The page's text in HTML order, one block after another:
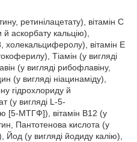
ретинілацетату), вітамін С
й аскорбату кальцію),
холекальциферолу), вітамін E
Тіамін (у вигляді
(у вигляді рибофлавіну,
(у вигляді ніацинаміду),
гідрохлориду й
(у вигляді L-5-
[5-МТГФ]), вітамін B12 (у
Пантотенова кислота (у
Йод (у вигляді йодиду калію),